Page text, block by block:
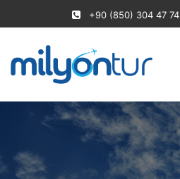
+90 (850) 304 47 74